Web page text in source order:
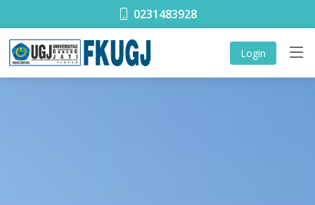
0231483928
Login